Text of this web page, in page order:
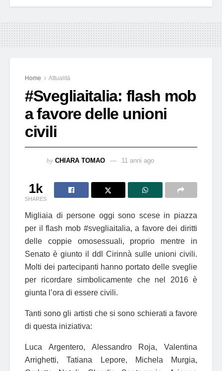
Home Attualità
#Svegliaitalia: flash mob
a favore delle unioni
civili
by CHIARA TOMAO 11 anni ago
1k
SHARES
Migliaia di persone oggi sono scese in piazza
per il flash mob #svegliaitalia, a favore dei diritti
delle coppie omosessuali, proprio mentre in
Senato è giunto il ddl Cirinnà sulle unioni civili.
Molti dei partecipanti hanno portato delle sveglie
per ricordare simbolicamente che nel 2016 è
giunta l’ora di essere civili.
Tanti sono gli artisti che si sono schierati a favore
di questa iniziativa:
Luca Argentero, Alessandro Roja, Valentina
Arrighetti, Tatiana Lepore, Michela Murgia,